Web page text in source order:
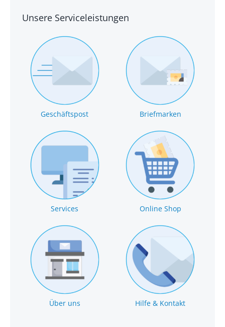
Unsere Serviceleistungen
Geschäftspost Briefmarken
Services Online Shop
Über uns Hilfe & Kontakt